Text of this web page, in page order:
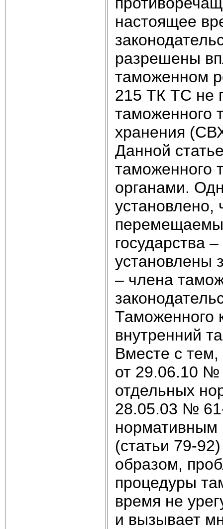
настоящее
разрешены
таможенном
215 ТК ТС не
таможенного
хранения
Данной
таможенного
органами.
установлено,
государства
установлены
– члена
Таможенного
внутренний
Вместе с
от 29.06.10 №
отдельных
28.05.03 №
нормативным
(статьи 79-
образом,
процедуры
время не
и вызывает